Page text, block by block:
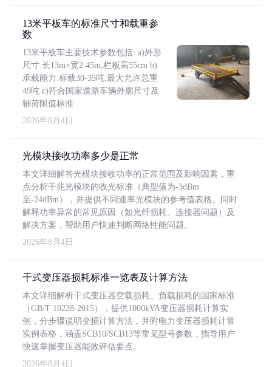
13米平板车的标准尺寸和载重参
数
13米平板车主要技术参数包括: a)外形
尺寸:长13m×宽2.45m,栏板高55cm b)
承载能力:标载30-35吨,最大允许总重
49吨 c)符合国家道路车辆外廓尺寸及
轴荷限值标准
2026年8月4日
光模块接收功率多少是正常
本文详细解答光模块接收功率的正常范围及影响因素，重
点分析千兆光模块的收光标准（典型值为-3dBm
至-24dBm），并提供不同速率光模块的参考值表格。同时
解释功率异常的常见原因（如光纤损耗、连接器问题）及
解决方案，帮助用户快速判断网络性能问题。
2026年8月4日
干式变压器损耗标准一览表及计算方法
本文详细解析干式变压器空载损耗、负载损耗的国家标准
（GB/T 10228-2015），提供1000kVA变压器损耗计算实
例，分步骤说明变损计算方法，并附电力变压器损耗计算
实例表格，涵盖SCB10/SCB13等常见型号参数，指导用户
快速掌握变压器能效评估要点。
2026年8月4日